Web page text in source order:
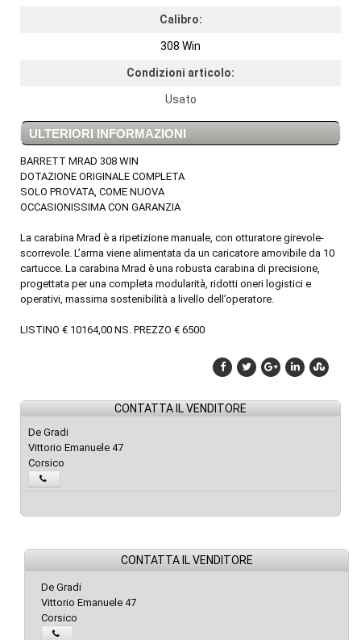
Calibro:
308 Win
Condizioni articolo:
Usato
ULTERIORI INFORMAZIONI
BARRETT MRAD 308 WIN
DOTAZIONE ORIGINALE COMPLETA
SOLO PROVATA, COME NUOVA
OCCASIONISSIMA CON GARANZIA
La carabina Mrad è a ripetizione manuale, con otturatore girevole-
scorrevole. L’arma viene alimentata da un caricatore amovibile da 10
cartucce. La carabina Mrad è una robusta carabina di precisione,
progettata per una completa modularità, ridotti oneri logistici e
operativi, massima sostenibilità a livello dell’operatore.
LISTINO € 10164,00 NS. PREZZO € 6500
CONTATTA IL VENDITORE
De Gradi
Vittorio Emanuele 47
Corsico
CONTATTA IL VENDITORE
De Gradi
Vittorio Emanuele 47
Corsico